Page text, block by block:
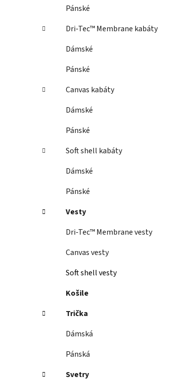
Pánské
Dri-Tec™ Membrane kabáty
Dámské
Pánské
Canvas kabáty
Dámské
Pánské
Soft shell kabáty
Dámské
Pánské
Vesty
Dri-Tec™ Membrane vesty
Canvas vesty
Soft shell vesty
Košile
Trička
Dámská
Pánská
Svetry